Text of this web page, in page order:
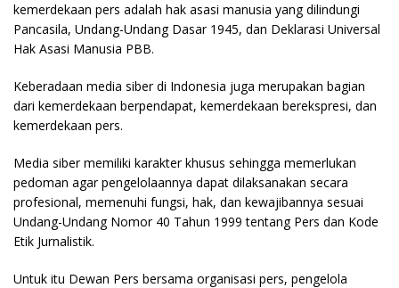
kemerdekaan pers adalah hak asasi manusia yang dilindungi
Pancasila, Undang-Undang Dasar 1945, dan Deklarasi Universal
Hak Asasi Manusia PBB.
Keberadaan media siber di Indonesia juga merupakan bagian
dari kemerdekaan berpendapat, kemerdekaan berekspresi, dan
kemerdekaan pers.
Media siber memiliki karakter khusus sehingga memerlukan
pedoman agar pengelolaannya dapat dilaksanakan secara
profesional, memenuhi fungsi, hak, dan kewajibannya sesuai
Undang-Undang Nomor 40 Tahun 1999 tentang Pers dan Kode
Etik Jurnalistik.
Untuk itu Dewan Pers bersama organisasi pers, pengelola